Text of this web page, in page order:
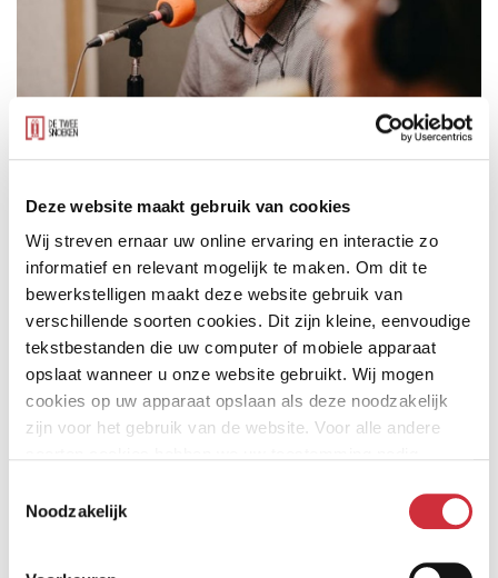
Deze website maakt gebruik van cookies
Wij streven ernaar uw online ervaring en interactie zo
informatief en relevant mogelijk te maken. Om dit te
bewerkstelligen maakt deze website gebruik van
verschillende soorten cookies. Dit zijn kleine, eenvoudige
tekstbestanden die uw computer of mobiele apparaat
opslaat wanneer u onze website gebruikt. Wij mogen
cookies op uw apparaat opslaan als deze noodzakelijk
zijn voor het gebruik van de website. Voor alle andere
Noodzakelijk
Onze projectarchitect Joost Roefs is
aangeschoven in de podcast van De
Architect! In aanloop naar het eerstvolgende
nummer staat hierin het thema biobased
bouwen centraal.
Joost vertelt vol enthousiasme over het recent
Met onder andere de grootste kalkhennepgevel van